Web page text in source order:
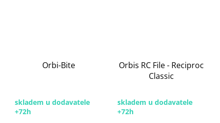
Orbi-Bite
skladem u dodavatele
+72h
Orbis RC File - Reciproc
Classic
skladem u dodavatele
+72h